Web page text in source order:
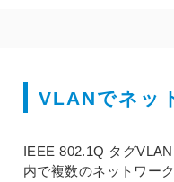
VLANでネッ
IEEE 802.1Q タグ
内で複数のネットワー